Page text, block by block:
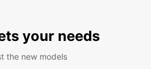
your needs
the new models